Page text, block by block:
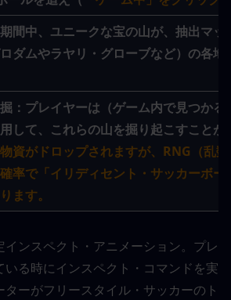
間中、ユニークな宝の山が、抽出マッ
ダムやラヤリ・グローブなど）の各地
： プレイヤーは（ゲーム内で見つかる
して、これらの山を掘り起こすことが
資がドロップされますが、RNG（乱
率で「イリディセント・サッカーボー
ます。
ンスペクト・アニメーション。プレ
いる時にインスペクト・コマンドを実
ーがフリースタイル・サッカーのト